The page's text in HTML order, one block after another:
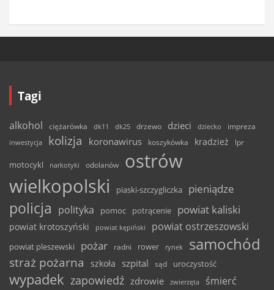
Tagi
alkohol ciężarówka dk11 dk25 drzewo dzieci dziecko
impreza
inwestycja
kolizja koronawirus koszykówka kradzież lpr
motocykl narkotyki odolanów
ostrów
wielkopolski
piaski-szczygliczka pieniądze
policja polityka pomoc potrącenie powiat kaliski
powiat krotoszyński powiat kępiński powiat ostrzeszowski
powiat pleszewski pożar radni rower rynek samochód
straż pożarna szkoła szpital sąd uroczystość
wypadek zapowiedź zdrowie zwierzęta śmierć